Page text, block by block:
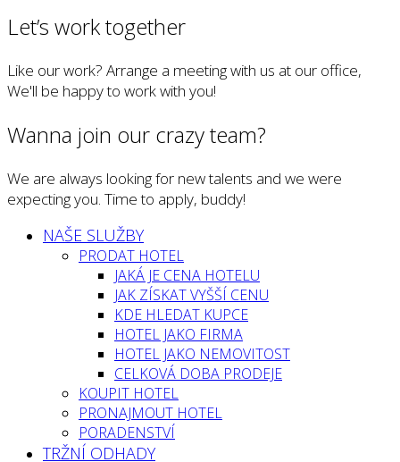
Let’s work together
Like our work? Arrange a meeting with us at our office,
We'll be happy to work with you!
Wanna join our crazy team?
We are always looking for new talents and we were
expecting you. Time to apply, buddy!
NAŠE SLUŽBY
PRODAT HOTEL
JAKÁ JE CENA HOTELU
JAK ZÍSKAT VYŠŠÍ CENU
KDE HLEDAT KUPCE
HOTEL JAKO FIRMA
HOTEL JAKO NEMOVITOST
CELKOVÁ DOBA PRODEJE
KOUPIT HOTEL
PRONAJMOUT HOTEL
PORADENSTVÍ
TRŽNÍ ODHADY